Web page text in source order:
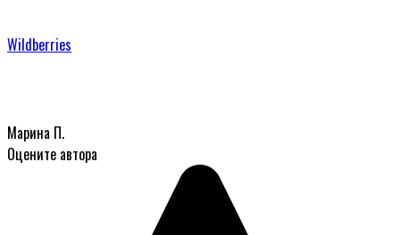
Wildberries
Марина П.
Оцените автора